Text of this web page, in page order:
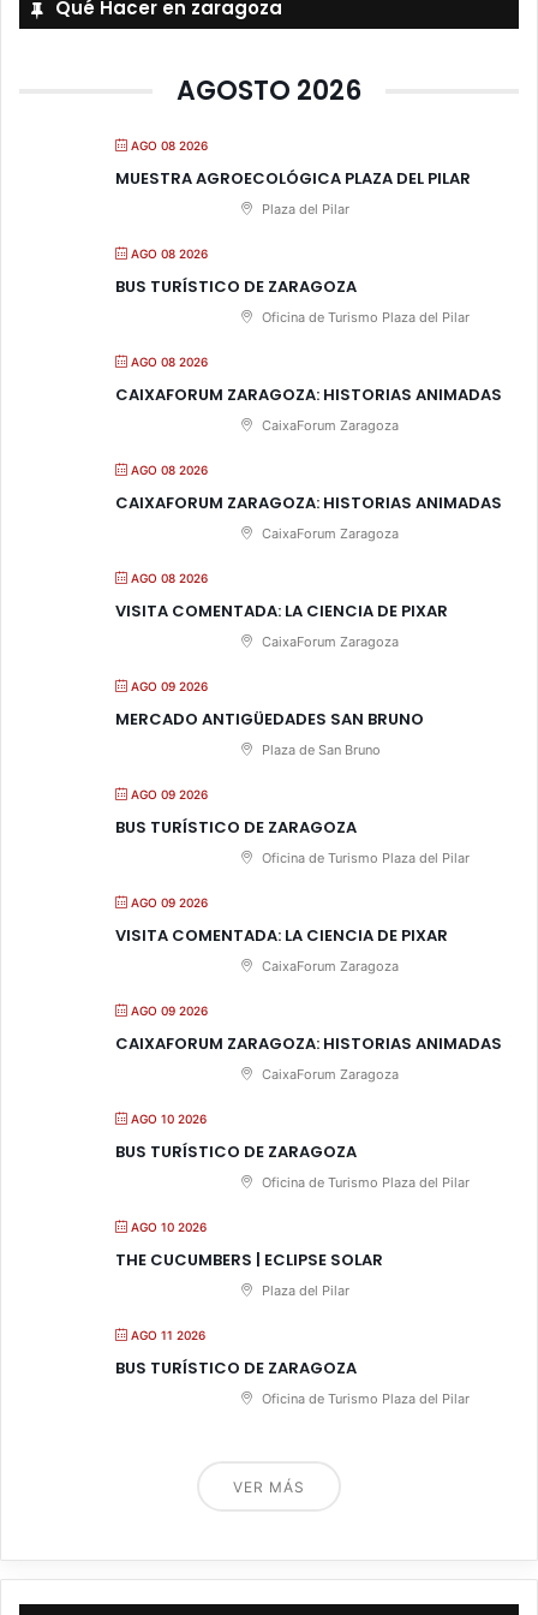
Qué Hacer en zaragoza
AGOSTO 2026
AGO 08 2026
MUESTRA AGROECOLÓGICA PLAZA DEL PILAR
Plaza del Pilar
AGO 08 2026
BUS TURÍSTICO DE ZARAGOZA
Oficina de Turismo Plaza del Pilar
AGO 08 2026
CAIXAFORUM ZARAGOZA: HISTORIAS ANIMADAS
CaixaForum Zaragoza
AGO 08 2026
CAIXAFORUM ZARAGOZA: HISTORIAS ANIMADAS
CaixaForum Zaragoza
AGO 08 2026
VISITA COMENTADA: LA CIENCIA DE PIXAR
CaixaForum Zaragoza
AGO 09 2026
MERCADO ANTIGÜEDADES SAN BRUNO
Plaza de San Bruno
AGO 09 2026
BUS TURÍSTICO DE ZARAGOZA
Oficina de Turismo Plaza del Pilar
AGO 09 2026
VISITA COMENTADA: LA CIENCIA DE PIXAR
CaixaForum Zaragoza
AGO 09 2026
CAIXAFORUM ZARAGOZA: HISTORIAS ANIMADAS
CaixaForum Zaragoza
AGO 10 2026
BUS TURÍSTICO DE ZARAGOZA
Oficina de Turismo Plaza del Pilar
AGO 10 2026
THE CUCUMBERS | ECLIPSE SOLAR
Plaza del Pilar
AGO 11 2026
BUS TURÍSTICO DE ZARAGOZA
Oficina de Turismo Plaza del Pilar
VER MÁS